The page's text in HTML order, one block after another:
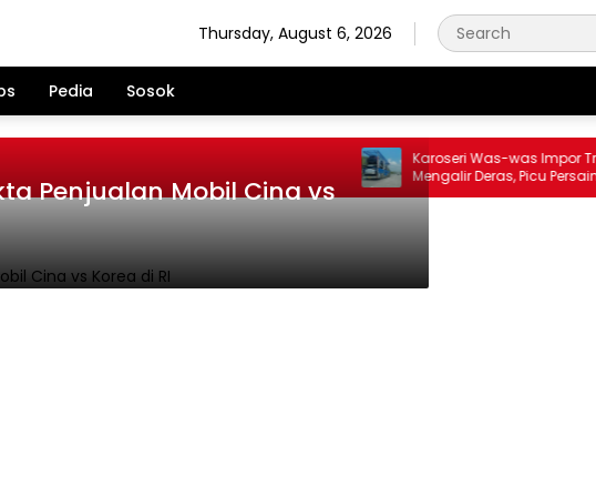
Thursday, August 6, 2026
Pedia Sosok
Karoseri Was-was Impor Truk
Mengalir Deras, Picu
Sehat
Penjualan Mobil Cina vs